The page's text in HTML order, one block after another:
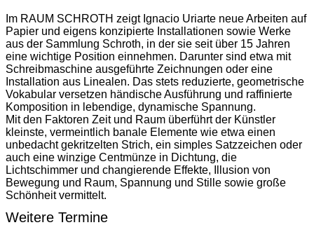
Im RAUM SCHROTH zeigt Ignacio Uriarte neue Arbeiten auf
Papier und eigens konzipierte Installationen sowie Werke
aus der Sammlung Schroth, in der sie seit über 15 Jahren
eine wichtige Position einnehmen. Darunter sind etwa mit
Schreibmaschine ausgeführte Zeichnungen oder eine
Installation aus Linealen. Das stets reduzierte, geometrische
Vokabular versetzen händische Ausführung und raffinierte
Komposition in lebendige, dynamische Spannung.
Mit den Faktoren Zeit und Raum überführt der Künstler
kleinste, vermeintlich banale Elemente wie etwa einen
unbedacht gekritzelten Strich, ein simples Satzzeichen oder
auch eine winzige Centmünze in Dichtung, die
Lichtschimmer und changierende Effekte, Illusion von
Bewegung und Raum, Spannung und Stille sowie große
Schönheit vermittelt.
Weitere Termine